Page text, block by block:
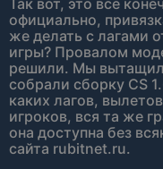
Так вот, это все
официально,
же делать с лагами
игры? Провалом
решили. Мы
собрали сборку CS
каких лагов,
игроков, вся та же
она доступна без
сайта rubitnet.ru.